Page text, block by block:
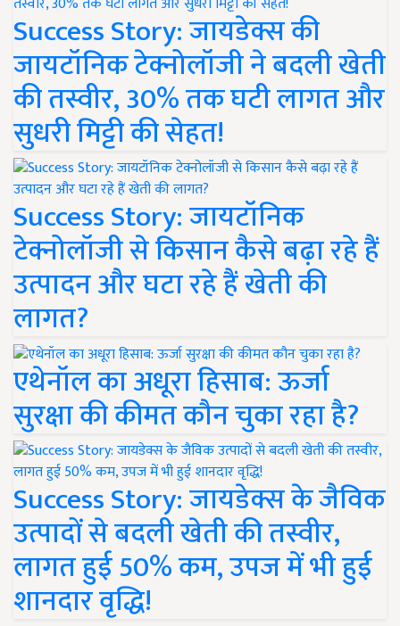
Success Story: जायडेक्स की
जायटॉनिक टेक्नोलॉजी ने बदली खेती
की तस्वीर, 30% तक घटी लागत और
सुधरी मिट्टी की सेहत!
Success Story: जायटॉनिक
टेक्नोलॉजी से किसान कैसे बढ़ा रहे हैं
उत्पादन और घटा रहे हैं खेती की
लागत?
एथेनॉल का अधूरा हिसाब: ऊर्जा
सुरक्षा की कीमत कौन चुका रहा है?
Success Story: जायडेक्स के जैविक
उत्पादों से बदली खेती की तस्वीर,
लागत हुई 50% कम, उपज में भी हुई
शानदार वृद्धि!